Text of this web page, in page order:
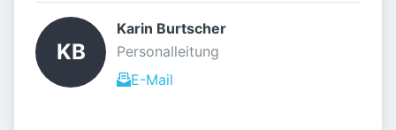
KB
Karin Burtscher
Personalleitung
E-Mail